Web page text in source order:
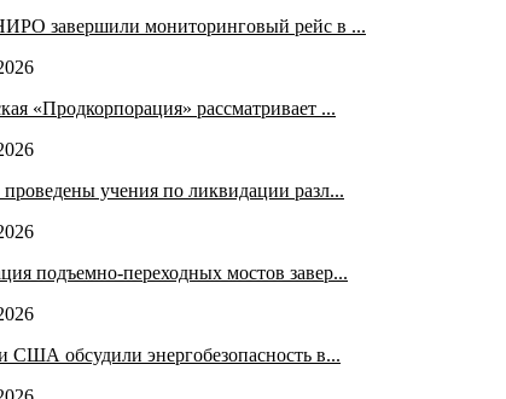
завершили мониторинговый рейс в ...
«Продкорпорация» рассматривает ...
учения по ликвидации разл...
подъемно-переходных мостов завер...
США обсудили энергобезопасность в...